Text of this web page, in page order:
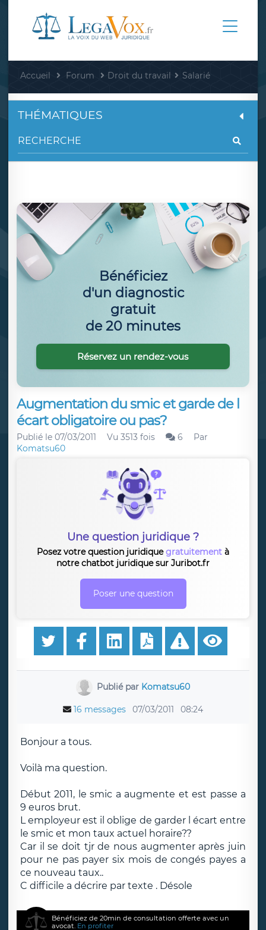
Accueil Forum Droit du travail Salarié
Augmentation du smic et garde de l
écart obligatoire ou pas?
Publié le 07/03/2011 Vu 3513 fois 6
Par
Komatsu60
Une question juridique ?
Posez votre question juridiquegratuitement à
notre chatbot juridique sur Juribot.fr
Poser une question
Publié par Komatsu60
16 messages 07/03/2011 08:24
Bonjour a tous.
Voilà ma question.
Début 2011, le smic a augmente et est passe a
9 euros brut.
L employeur est il oblige de garder l écart entre
le smic et mon taux actuel horaire??
Car il se doit tjr de nous augmenter après juin
pour ne pas payer six mois de congés payes a
ce nouveau taux..
C difficile a décrire par texte . Désole
Bénéficiez de 20min de consultation offerte avec un
avocat. En profiter
THÉMATIQUES
Bénéficiez
d'un diagnostic
gratuit
de 20 minutes
Réservez un rendez-vous